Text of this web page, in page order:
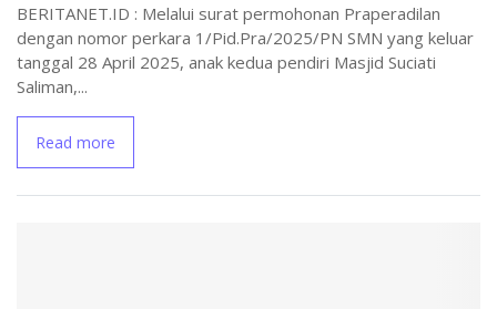
BERITANET.ID : Melalui surat permohonan Praperadilan
dengan nomor perkara 1/Pid.Pra/2025/PN SMN yang keluar
tanggal 28 April 2025, anak kedua pendiri Masjid Suciati
Saliman,...
Read more